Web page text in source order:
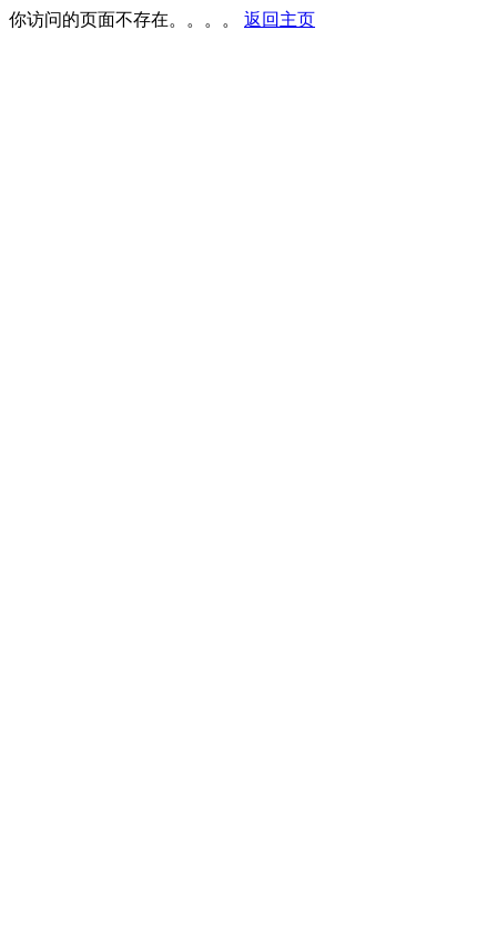
你访问的页面不存在。。。。 返回主页